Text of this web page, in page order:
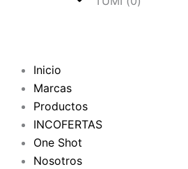
Inicio
Marcas
Productos
INCOFERTAS
One Shot
Nosotros